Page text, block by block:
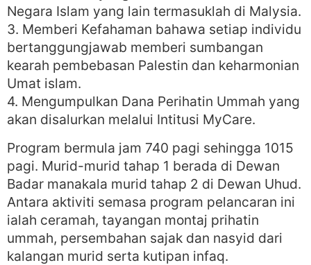
Negara Islam yang lain termasuklah di Malysia.
3. Memberi Kefahaman bahawa setiap individu
bertanggungjawab memberi sumbangan
kearah pembebasan Palestin dan keharmonian
Umat islam.
4. Mengumpulkan Dana Perihatin Ummah yang
akan disalurkan melalui Intitusi MyCare.
Program bermula jam 740 pagi sehingga 1015
pagi. Murid-murid tahap 1 berada di Dewan
Badar manakala murid tahap 2 di Dewan Uhud.
Antara aktiviti semasa program pelancaran ini
ialah ceramah, tayangan montaj prihatin
ummah, persembahan sajak dan nasyid dari
kalangan murid serta kutipan infaq.